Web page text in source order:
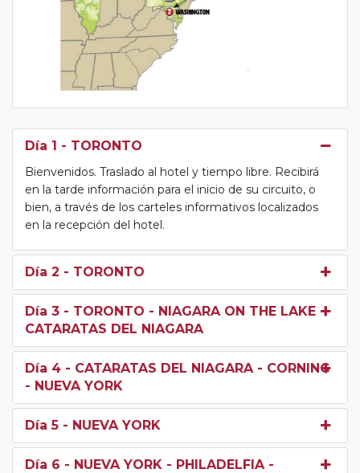
Día 1 - TORONTO
Bienvenidos. Traslado al hotel y tiempo libre. Recibirá
en la tarde información para el inicio de su circuito, o
bien, a través de los carteles informativos localizados
en la recepción del hotel.
Día 2 - TORONTO
Día 3 - TORONTO - NIAGARA ON THE LAKE -
CATARATAS DEL NIAGARA
Día 4 - CATARATAS DEL NIAGARA - CORNING
- NUEVA YORK
Día 5 - NUEVA YORK
Día 6 - NUEVA YORK - PHILADELFIA -